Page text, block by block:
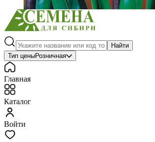
Найти
Тип ценыРозничная
Главная
Каталог
Войти